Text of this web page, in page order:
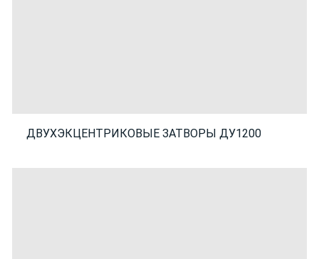
ДВУХЭКЦЕНТРИКОВЫЕ ЗАТВОРЫ ДУ1200